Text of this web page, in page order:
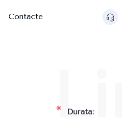
Contacte
Durata: